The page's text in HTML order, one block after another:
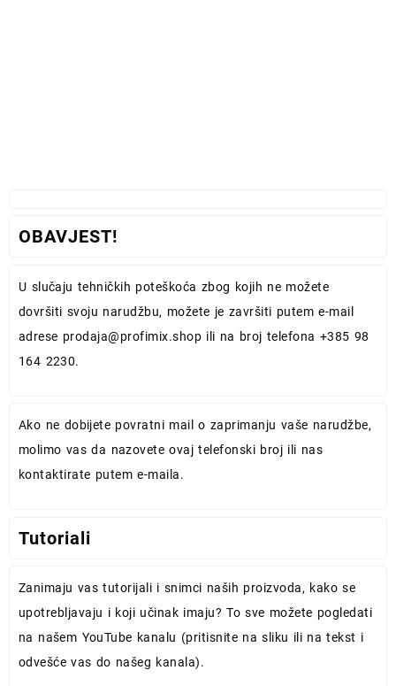
OBAVJEST!
U slučaju tehničkih poteškoća zbog kojih ne možete
dovršiti svoju narudžbu, možete je završiti putem e-mail
adrese prodaja@profimix.shop ili na broj telefona +385 98
164 2230.
Ako ne dobijete povratni mail o zaprimanju vaše narudžbe,
molimo vas da nazovete ovaj telefonski broj ili nas
kontaktirate putem e-maila.
Tutoriali
Zanimaju vas tutorijali i snimci naših proizvoda, kako se
upotrebljavaju i koji učinak imaju? To sve možete pogledati
na našem YouTube kanalu (pritisnite na sliku ili na tekst i
odvešće vas do našeg kanala).